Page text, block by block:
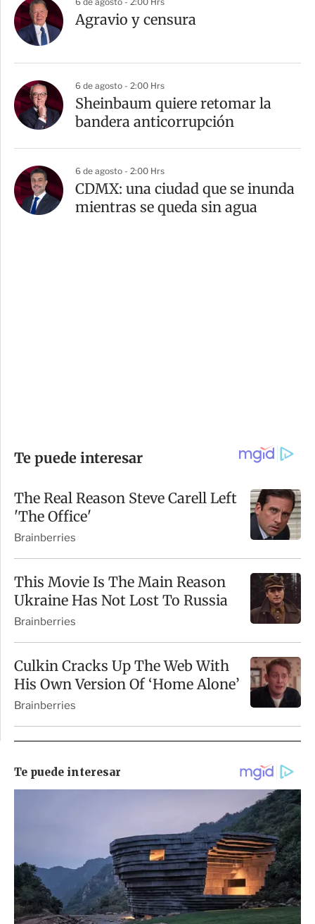
Agravio y censura
6 de agosto - 2:00 Hrs
Sheinbaum quiere retomar la
bandera anticorrupción
6 de agosto - 2:00 Hrs
CDMX: una ciudad que se inunda
mientras se queda sin agua